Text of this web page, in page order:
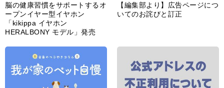
脳の健康習慣をサポートするオ
ープンイヤー型イヤホン
「kikippa イヤホン
HERALBONY モデル」発売
【編集部より】広告ページにつ
いてのお詫びと訂正